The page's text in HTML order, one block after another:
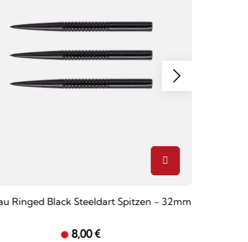
Ringed Black Steeldart Spitzen - 32mm
8,00 €